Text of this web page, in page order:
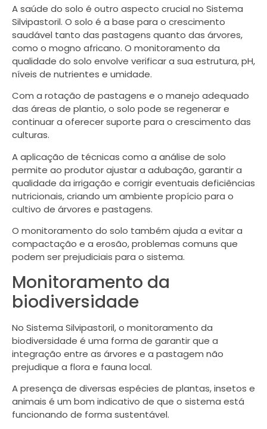
A saúde do solo é outro aspecto crucial no Sistema
Silvipastoril. O solo é a base para o crescimento
saudável tanto das pastagens quanto das árvores,
como o mogno africano. O monitoramento da
qualidade do solo envolve verificar a sua estrutura, pH,
níveis de nutrientes e umidade.
Com a rotação de pastagens e o manejo adequado
das áreas de plantio, o solo pode se regenerar e
continuar a oferecer suporte para o crescimento das
culturas.
A aplicação de técnicas como a análise de solo
permite ao produtor ajustar a adubação, garantir a
qualidade da irrigação e corrigir eventuais deficiências
nutricionais, criando um ambiente propício para o
cultivo de árvores e pastagens.
O monitoramento do solo também ajuda a evitar a
compactação e a erosão, problemas comuns que
podem ser prejudiciais para o sistema.
Monitoramento da
biodiversidade
No Sistema Silvipastoril, o monitoramento da
biodiversidade é uma forma de garantir que a
integração entre as árvores e a pastagem não
prejudique a flora e fauna local.
A presença de diversas espécies de plantas, insetos e
animais é um bom indicativo de que o sistema está
funcionando de forma sustentável.